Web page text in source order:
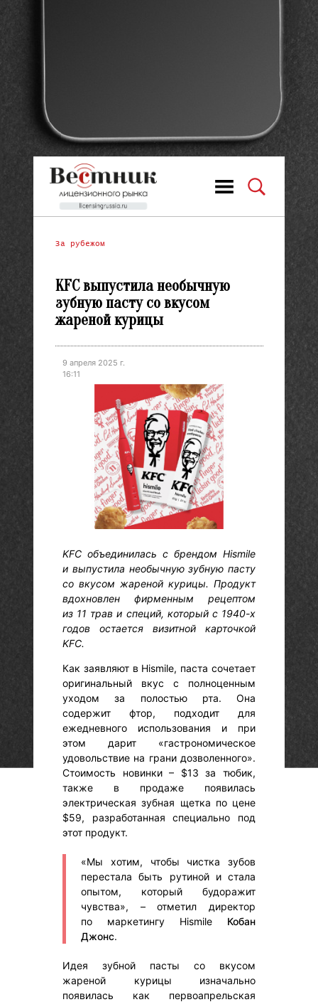
За рубежом
KFC выпустила необычную
зубную пасту со вкусом
жареной курицы
9 апреля 2025 г.
16:11
KFC объединилась с брендом Hismile
и выпустила необычную зубную пасту
со вкусом жареной курицы. Продукт
вдохновлен фирменным рецептом
из 11 трав и специй, который с 1940-х
годов остается визитной карточкой
KFC.
Как заявляют в Hismile, паста сочетает
оригинальный вкус с полноценным
уходом за полостью рта. Она
содержит фтор, подходит для
ежедневного использования и при
этом дарит «гастрономическое
удовольствие на грани дозволенного».
Стоимость новинки – $13 за тюбик,
также в продаже появилась
электрическая зубная щетка по цене
$59, разработанная специально под
этот продукт.
«Мы хотим, чтобы чистка зубов
перестала быть рутиной и стала
опытом, который будоражит
чувства», – отметил директор
по маркетингу Hismile Кобан
Джонс.
Идея зубной пасты со вкусом
жареной курицы изначально
появилась как первоапрельская